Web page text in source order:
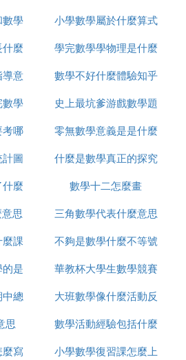
助學生有效地積累數學基本活
本文略提幾點想法，求教於大
於豐富來自感官、知覺的經
在經歷了具體的學科活動之後
的內容，既可以是感覺知覺
之後形成的經驗。」在數學活
行為操作，對學習材料的第一
的解決，而是對學習材料的感
研究「三角形內角和」問題
一起，發現正好形成一個平
印象：三角形的內角和是 180
時不多，但是親自動手試一試
對三角形內角和的直觀感受。
數學
小學數學屬於什麼算式
麼
學完數學學物理是什麼
遷移
導意
數學不好什麼體驗知乎
數學
史上最坑爹游戲數學題
怎麼過
考哪
零無數學意義是是什麼
意思
圖
什麼是數學真正的探究
活動
麼
數學十二怎麼畫
思
三角數學代表什麼意思
課
不夠是數學什麼不等號
的
是
華教杯大學生數學競賽
含金量怎麼樣
總
大班數學像什麼活動反
思
思
數學活動經驗包括什麼
區別
麼寫
小學數學復習課怎麼上